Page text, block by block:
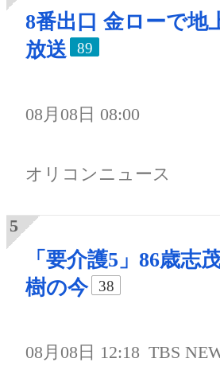
8番出口 金ローで地
放送
89
08月08日 08:00
オリコンニュース
「要介護5」86歳志
樹の今
38
08月08日 12:18 TBS